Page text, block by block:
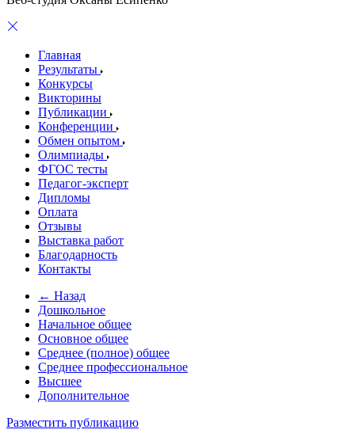
Главная
Результаты
Конкурсы
Викторины
Публикации
Конференции
Обмен опытом
Олимпиады
ФГОС тесты
Педагог-эксперт
Дипломы
Оплата
Отзывы
Выставка работ
Благодарность
Контакты
← Назад
Дошкольное
Начальное общее
Основное общее
Среднее (полное) общее
Среднее профессиональное
Высшее
Дополнительное
Разместить публикацию